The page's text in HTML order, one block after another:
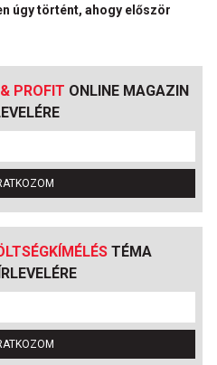
úgy történt, ahogy először
PROFIT ONLINE MAGAZIN
TÉMA